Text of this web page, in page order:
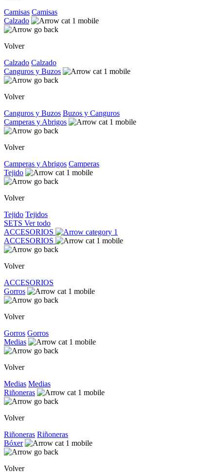
Camisas Camisas
Calzado
Volver
Calzado Calzado
Canguros y Buzos
Volver
Canguros y Buzos Buzos y Canguros
Camperas y Abrigos
Volver
Camperas y Abrigos Camperas
Tejido
Volver
Tejido Tejidos
SETS Ver todo
ACCESORIOS
ACCESORIOS
Volver
ACCESORIOS
Gorros
Volver
Gorros Gorros
Medias
Volver
Medias Medias
Riñoneras
Volver
Riñoneras Riñoneras
Bóxer
Volver